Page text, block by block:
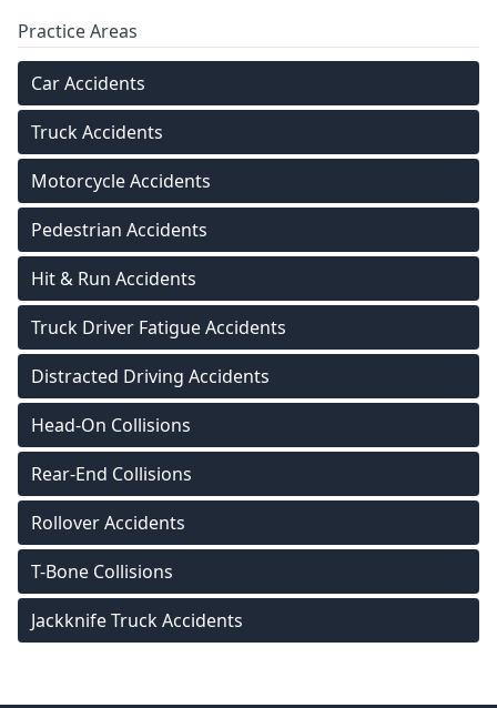
Practice Areas
Car Accidents
Truck Accidents
Motorcycle Accidents
Pedestrian Accidents
Hit & Run Accidents
Truck Driver Fatigue Accidents
Distracted Driving Accidents
Head-On Collisions
Rear-End Collisions
Rollover Accidents
T-Bone Collisions
Jackknife Truck Accidents